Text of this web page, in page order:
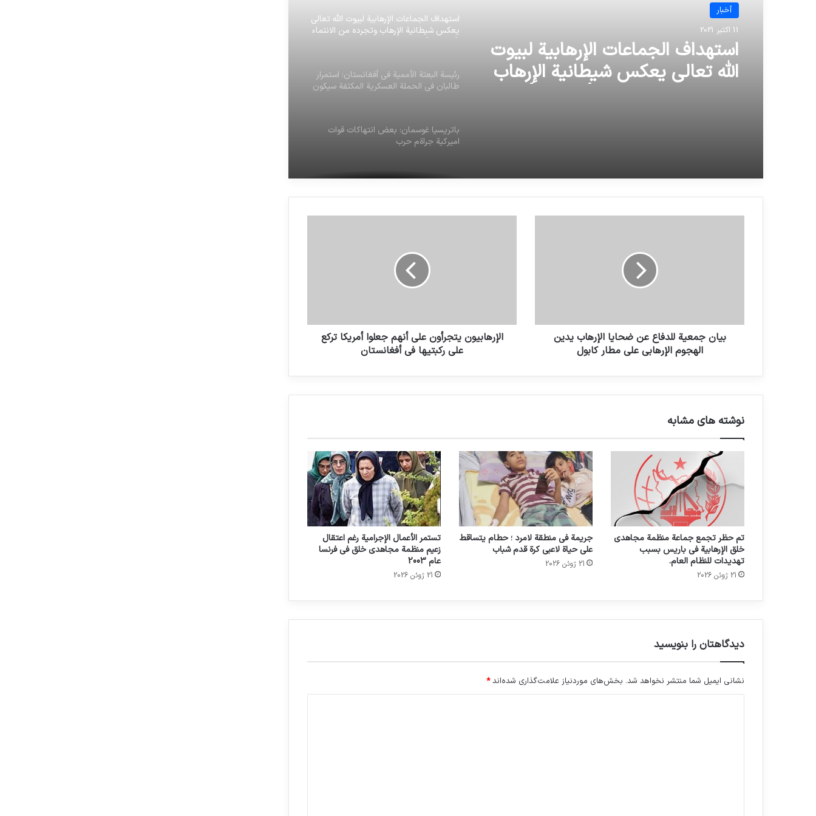
أخبار
11 اکتبر 2021
استهداف الجماعات الإرهابية لبيوت
الله تعالى يعكس شيطانية الإرهاب
استهداف الجماعات الإرهابية لبيوت الله تعالى
يعكس شيطانية الإرهاب وتجرده من الانتماء
رئيسة البعثة الأممية في أفغانستان: استمرار
طالبان في الحملة العسكرية المكثفة سيكون
باتريسيا غوسمان: بعض انتهاكات قوات
اميركية جراةم حرب
للحادث الإرهابي بمسجد قندهار بأفغانستان
استهداف الجماعات الإرهابية لبيوت الله تعالى
يعكس شيطانية الإرهاب وتجرده من الانتماء
باتريسيا غوسمان: بعض انتهاكات قوات
اميركية جراةم حرب
بيان جمعية للدفاع عن ضحايا الإرهاب إدانة
للحادث الإرهابي بمسجد قندهار بأفغانستان
بيان جمعية للدفاع عن ضحايا الإرهاب يدين
الهجوم الإرهابي على مطار كابول
الإرهابيون يتجرأون على أنهم جعلوا أمريكا تركع
على ركبتيها في أفغانستان
نوشته های مشابه
تم حظر تجمع جماعة منظمة مجاهدي
خلق الإرهابية في باريس بسبب
تهديدات للنظام العام.
21 ژوئن 2026
جريمة في منطقة لامرد ؛ حطام يتساقط
على حياة لاعبي كرة قدم شباب
21 ژوئن 2026
تستمر الأعمال الإجرامية رغم اعتقال
زعيم منظمة مجاهدي خلق في فرنسا
عام 2003
21 ژوئن 2026
دیدگاهتان را بنویسید
نشانی ایمیل شما منتشر نخواهد شد. بخش‌های موردنیاز علامت‌گذاری شده‌اند*